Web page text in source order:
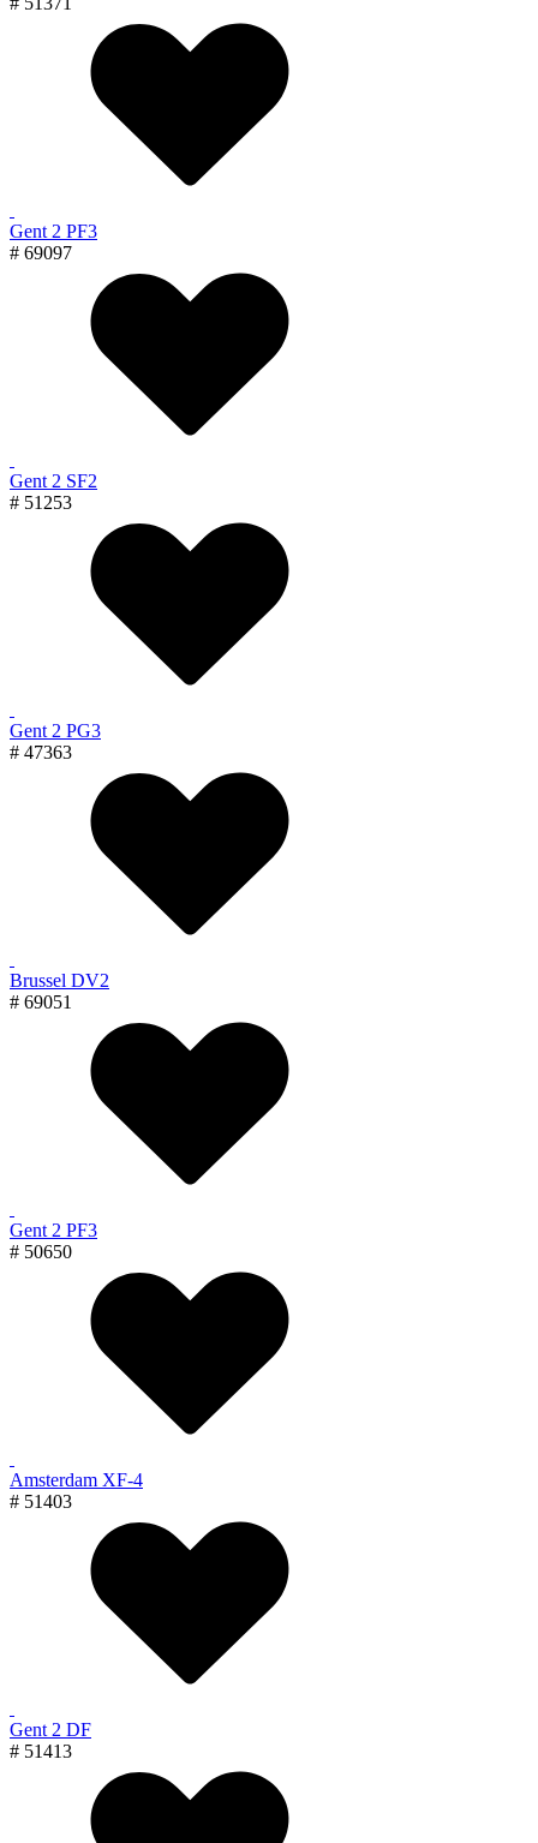
Gent 2 PF3
# 69097
Gent 2 SF2
# 51253
Gent 2 PG3
# 47363
Brussel DV2
# 69051
Gent 2 PF3
# 50650
Amsterdam XF-4
# 51403
Gent 2 DF
# 51413